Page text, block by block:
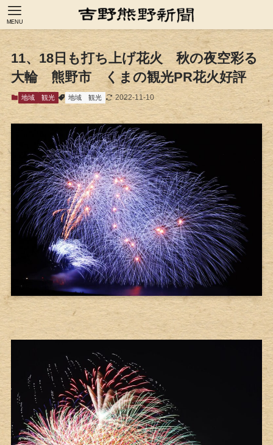
MENU
11、18日も打ち上げ花火 秋の夜空彩る
大輪 熊野市 くまの観光PR花火好評
地域 観光 地域 観光 2022-11-10